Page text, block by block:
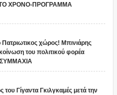
ΧΡΟΝΟ-ΠΡΟΓΡΑΜΜΑ
Πατριωτικος χώρος! Μπινιάρης
του πολιτικού φορέα
Γίγαντα Γκιλγκαμές μετά την